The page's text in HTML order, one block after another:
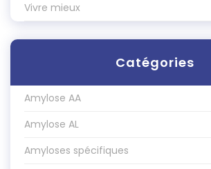
Vivre mieux
Catégories
Amylose AA
Amylose AL
Amyloses spécifiques